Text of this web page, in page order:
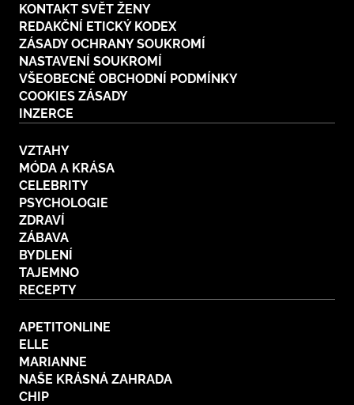
KONTAKT SVĚT ŽENY
REDAKČNÍ ETICKÝ KODEX
ZÁSADY OCHRANY SOUKROMÍ
NASTAVENÍ SOUKROMÍ
VŠEOBECNÉ OBCHODNÍ PODMÍNKY
COOKIES ZÁSADY
INZERCE
VZTAHY
MÓDA A KRÁSA
CELEBRITY
PSYCHOLOGIE
ZDRAVÍ
ZÁBAVA
BYDLENÍ
TAJEMNO
RECEPTY
APETITONLINE
ELLE
MARIANNE
NAŠE KRÁSNÁ ZAHRADA
CHIP